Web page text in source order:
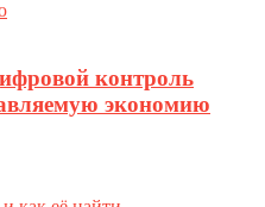
контроль
экономию